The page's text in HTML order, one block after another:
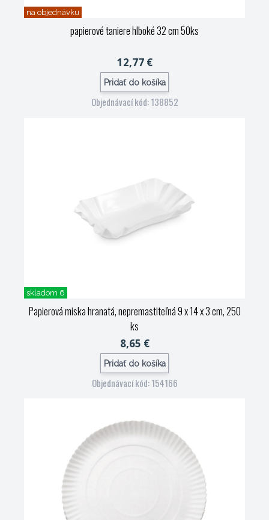
na objednávku
papierové taniere hlboké 32 cm 50ks
12,77 €
Pridať do košíka
Objednávací kód: 138852
skladom 6
Papierová miska hranatá, nepremastiteľná 9 x 14 x 3 cm, 250
ks
8,65 €
Pridať do košíka
Objednávací kód: 154166